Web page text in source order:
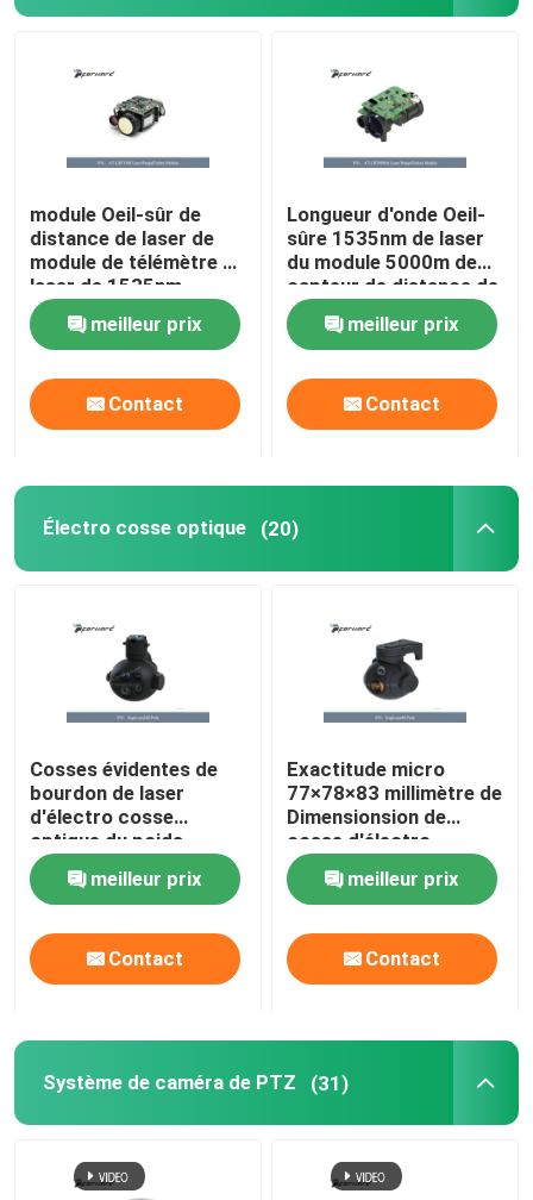
module Oeil-sûr de
distance de laser de
module de télémètre de
laser de 1535nm
8000m
meilleur prix
Contact
Longueur d'onde Oeil-
sûre 1535nm de laser
du module 5000m de
capteur de distance de
laser d'AT-LRF0905A
meilleur prix
Contact
Électro cosse optique (20)
Cosses évidentes de
bourdon de laser
d'électro cosse
optique du poids
≤365g 100deg/S
meilleur prix
Contact
Exactitude micro
77×78×83 millimètre de
Dimensionsion de
cosse d'électro
caméra thermique
optique de cardan
d'UAV
meilleur prix
Contact
Système de caméra de PTZ (31)